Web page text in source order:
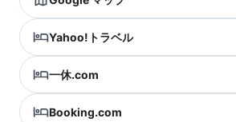
Yahoo!トラベル
一休.com
Booking.com